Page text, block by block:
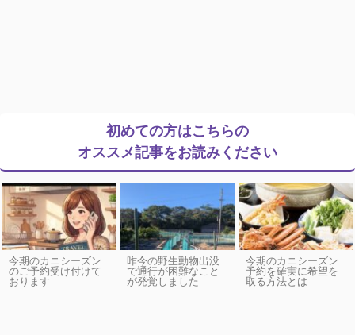
初めての方はこちらの
オススメ記事をお読みください
今期のカニシーズン
のご予約受け付けて
おります
昨今の野生動物出没
で通行が困難なこと
が発覚しました
今期のカニシーズン
予約を確実に希望を
取る方法とは